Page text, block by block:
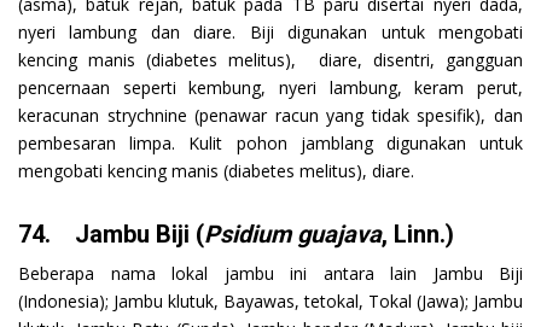
nyeri lambung dan diare. Biji digunakan untuk mengobati
kencing manis (diabetes melitus), diare, disentri, gangguan
pencernaan seperti kembung, nyeri lambung, keram perut,
keracunan strychnine (penawar racun yang tidak spesifik), dan
pembesaran limpa. Kulit pohon jamblang digunakan untuk
mengobati kencing manis (diabetes melitus), diare.
74. Jambu Biji (Psidium guajava, Linn.)
Beberapa nama lokal jambu ini antara lain Jambu Biji
(Indonesia); Jambu klutuk, Bayawas, tetokal, Tokal (Jawa); Jambu